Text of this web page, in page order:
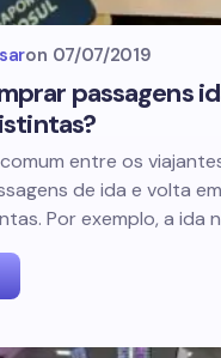
on 07/07/2019
passagens
entre os
de ida e volta
Por exemplo, a ida